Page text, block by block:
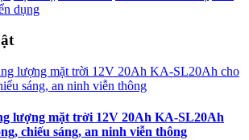
dụng
lượng mặt trời 12V 20Ah KA-SL20Ah
chiếu sáng, an ninh viễn thông